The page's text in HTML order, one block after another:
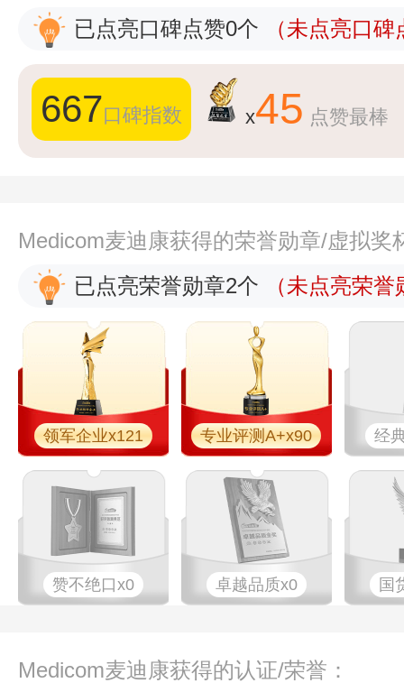
已点亮口碑点赞0个
（未点亮口
667口碑指数 x45 点赞最棒
Medicom麦迪康获得的荣誉勋章/虚拟奖
已点亮荣誉勋章2个
（未点亮荣
领军企业x121 专业评测A+x90 经
赞不绝口x0 卓越品质x0 国
Medicom麦迪康获得的认证/荣誉：